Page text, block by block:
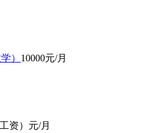
） 10000元/月
资）元/月